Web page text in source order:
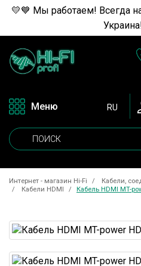
💛💙 Мы работаем! Всегда
Меню RU
Интернет - магазин Hi-Fi
Кабели,
Кабели HDMI
Кабель HDMI MT-